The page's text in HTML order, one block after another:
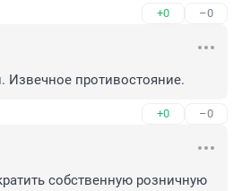
+0 –0
Извечное противостояние.
+0 –0
собственную розничную